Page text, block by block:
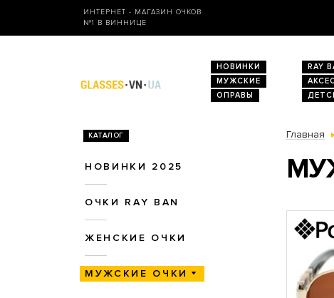
ИНТЕРНЕТ - МАГАЗИН ОЧКОВ
№1 В ВИННИЦЕ
НОВИНКИ RAY
МУЖСКИЕ
ОПРАВЫ
КАТАЛОГ
НОВИНКИ 2025
ОЧКИ RAY BAN
ЖЕНСКИЕ ОЧКИ
МУЖСКИЕ ОЧКИ
Главная